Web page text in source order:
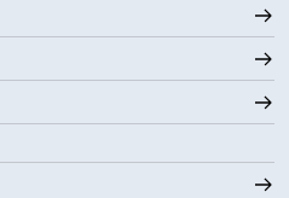
0 (Ciemne)
0%
10 mili
30000 stopy